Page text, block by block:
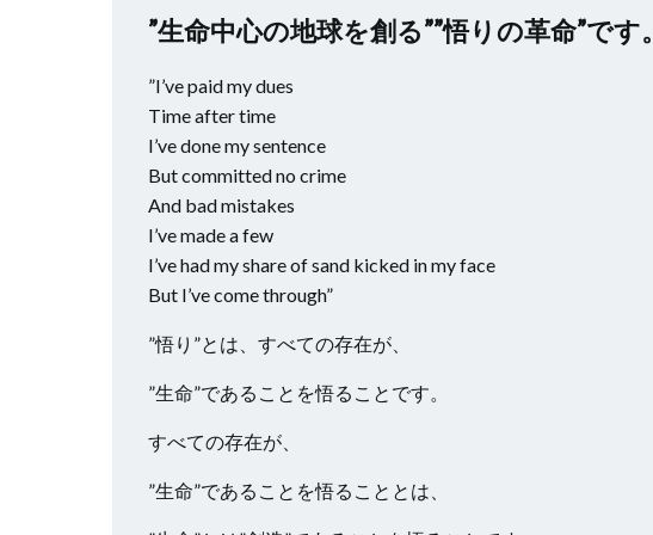
”生命中心の地球を創る””悟りの革命”です。
”I’ve paid my dues
Time after time
I’ve done my sentence
But committed no crime
And bad mistakes
I’ve made a few
I’ve had my share of sand kicked in my face
But I’ve come through”
”悟り”とは、すべての存在が、
”生命”であることを悟ることです。
すべての存在が、
”生命”であることを悟ることとは、